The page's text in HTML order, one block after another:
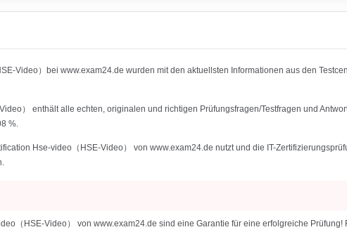
Video）bei www.exam24.de wurden mit den aktuellsten Informationen aus den
） enthält alle echten, originalen und richtigen Prüfungsfragen/Testfragen und
%.
Hse-video（HSE-Video） von www.exam24.de nutzt und die IT-
（HSE-Video） von www.exam24.de sind eine Garantie für eine erfolgreiche